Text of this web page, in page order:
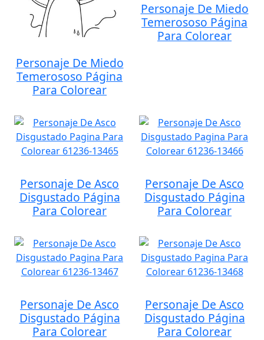
Personaje De Miedo
Temerososo Página
Para Colorear
Personaje De Miedo
Temerososo Página
Para Colorear
Personaje De Asco
Disgustado Página
Para Colorear
Personaje De Asco
Disgustado Página
Para Colorear
Personaje De Asco
Disgustado Página
Para Colorear
Personaje De Asco
Disgustado Página
Para Colorear